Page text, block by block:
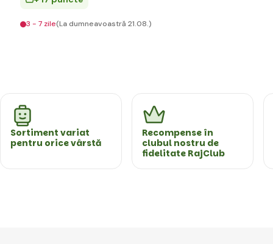
3 - 7 zile(La dumneavoastră 21.08.)
Sortiment variat
pentru orice vârstă
Recompense în
clubul nostru de
fidelitate RajClub